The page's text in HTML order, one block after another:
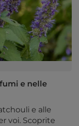
e nelle
e alle
voi. Scoprite